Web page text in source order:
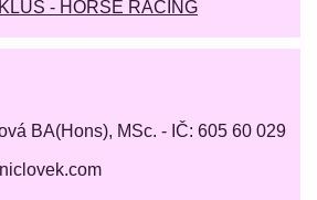
- HORSE RACING
BA(Hons), MSc. - IČ: 605 60 029